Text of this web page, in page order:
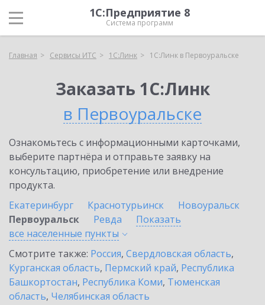
1С:Предприятие 8
Система программ
Главная Сервисы ИТС 1С:Линк 1С:Линк в Первоуральске
Заказать 1С:Линк
в Первоуральске
Ознакомьтесь с информационными карточками,
выберите партнёра и отправьте заявку на
консультацию, приобретение или внедрение
продукта.
Екатеринбург
Краснотурьинск
Новоуральск
Первоуральск
Ревда
Показать
все населенные пункты
Смотрите также: Россия, Свердловская область,
Курганская область, Пермский край, Республика
Башкортостан, Республика Коми, Тюменская
область, Челябинская область